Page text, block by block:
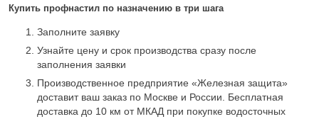
Купить профнастил по назначению в три шага
Заполните заявку
Узнайте цену и срок производства сразу после
заполнения заявки
Производственное предприятие «Железная защита»
доставит ваш заказ по Москве и России. Бесплатная
доставка до 10 км от МКАД при покупке водосточных